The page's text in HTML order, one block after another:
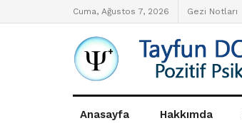
Cuma, Ağustos 7, 2026 Gezi Notları
Anasayfa Hakkımda